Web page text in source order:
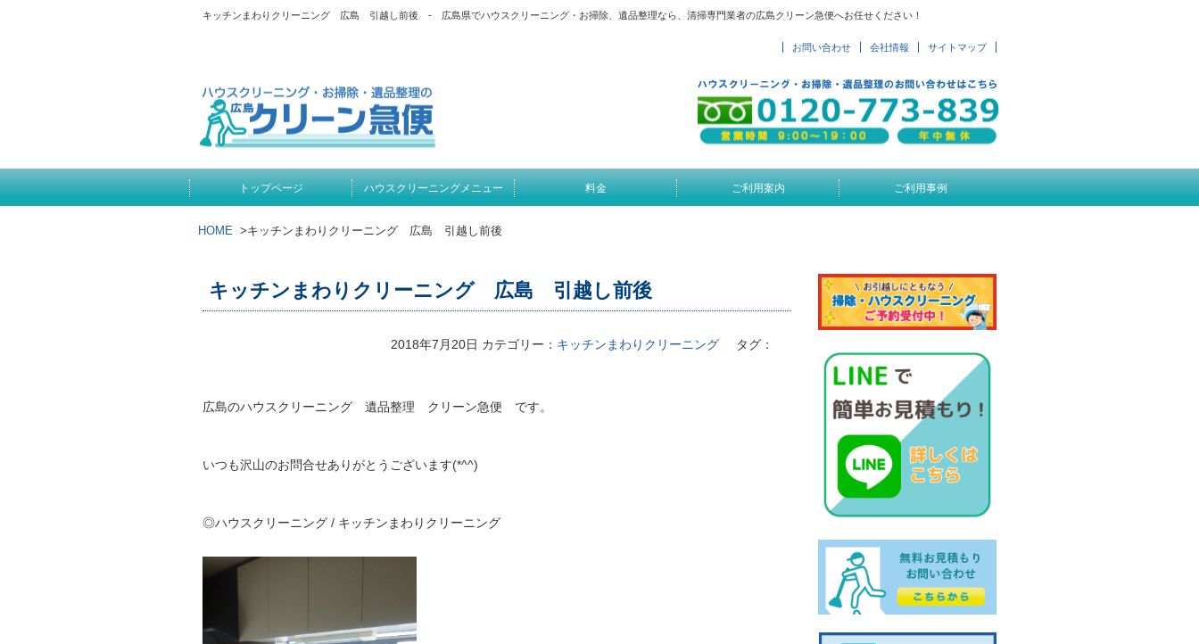
キッチンまわりクリーニング 広島 引越し前後 - 広島県でハウスクリーニング・お掃除、遺品整理なら、清掃専門業者の広島クリーン急便へお任せください！
お問い合わせ 会社情報 サイトマップ
トップページ ハウスクリーニングメニュー 料金 ご利用案内 ご利用事例
HOME >キッチンまわりクリーニング 広島 引越し前後
キッチンまわりクリーニング 広島 引越し前後
2018年7月20日 カテゴリー： キッチンまわりクリーニング タグ：
広島のハウスクリーニング 遺品整理 クリーン急便 です。
いつも沢山のお問合せありがとうございます(*^^)
◎ハウスクリーニング / キッチンまわりクリーニング